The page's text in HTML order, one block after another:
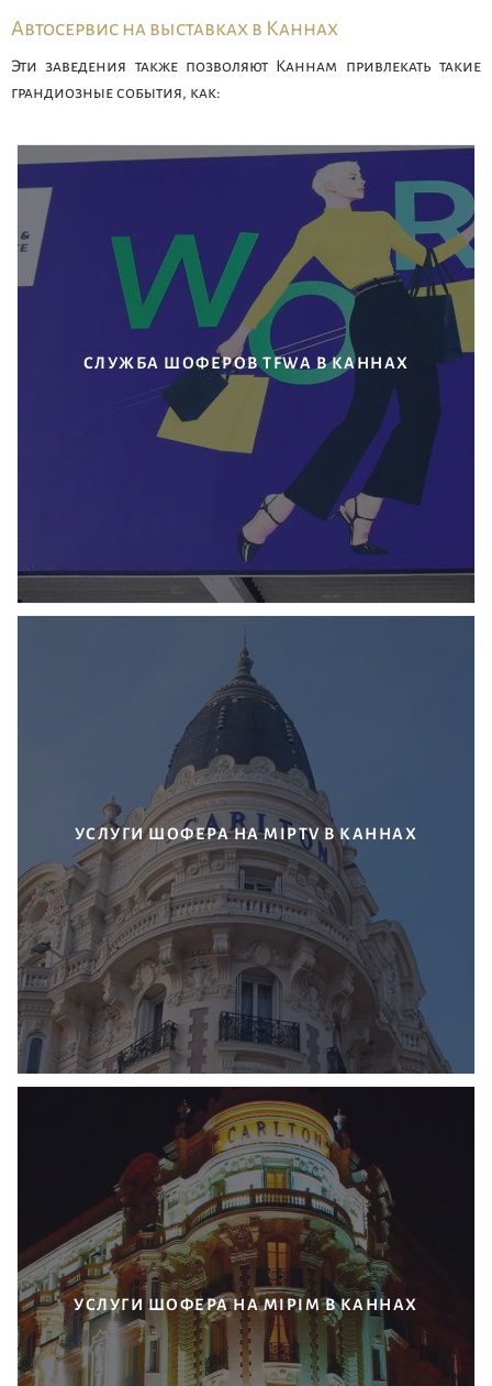
Автосервис на выставках в Каннах
Эти заведения также позволяют Каннам привлекать такие
грандиозные события, как:
СЛУЖБА ШОФЕРОВ TFWA В КАННАХ
УСЛУГИ ШОФЕРА НА MIPTV В КАННАХ
УСЛУГИ ШОФЕРА НА MIPIM В КАННАХ